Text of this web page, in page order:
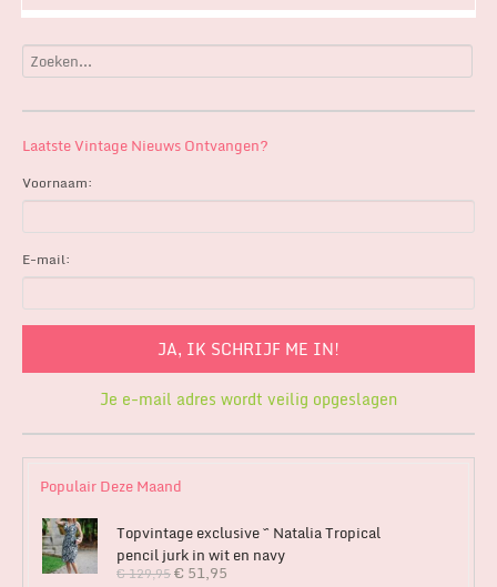
Laatste Vintage Nieuws Ontvangen?
Voornaam:
E-mail:
Je e-mail adres wordt veilig opgeslagen
Populair Deze Maand
Topvintage exclusive ~ Natalia Tropical
pencil jurk in wit en navy
€129,95€ 51,95